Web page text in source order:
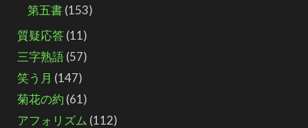
第五書(153)
質疑応答(11)
三字熟語(57)
笑う月 (147)
菊花の約 (61)
アフォリズム (112)